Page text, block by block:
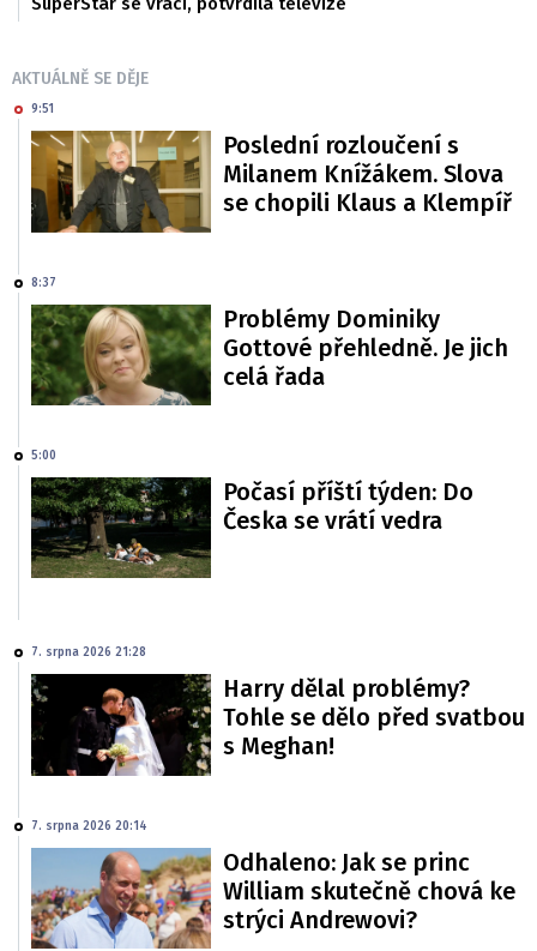
AKTUÁLNĚ SE DĚJE
9:51
Poslední rozloučení s
Milanem Knížákem. Slova
se chopili Klaus a Klempíř
8:37
Problémy Dominiky
Gottové přehledně. Je jich
celá řada
5:00
Počasí příští týden: Do
Česka se vrátí vedra
7. srpna 2026 21:28
Harry dělal problémy?
Tohle se dělo před svatbou
s Meghan!
7. srpna 2026 20:14
Odhaleno: Jak se princ
William skutečně chová ke
strýci Andrewovi?